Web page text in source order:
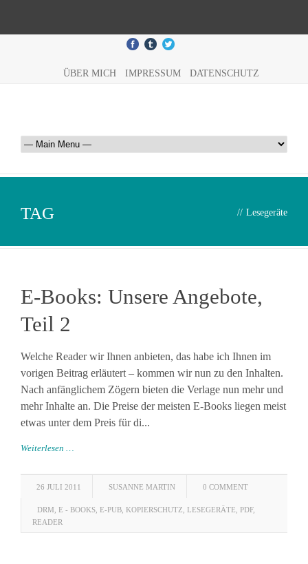
ÜBER MICH IMPRESSUM DATENSCHUTZ
TAG // Lesegeräte
E-Books: Unsere Angebote,
Teil 2
Welche Reader wir Ihnen anbieten, das habe ich Ihnen im
vorigen Beitrag erläutert – kommen wir nun zu den Inhalten.
Nach anfänglichem Zögern bieten die Verlage nun mehr und
mehr Inhalte an. Die Preise der meisten E-Books liegen meist
etwas unter dem Preis für di...
Weiterlesen …
26 JULI 2011 SUSANNE MARTIN 0 COMMENT
DRM E - BOOKS E-PUB KOPIERSCHUTZ LESEGERÄTE PDF,
READER